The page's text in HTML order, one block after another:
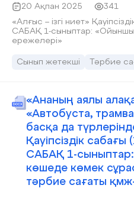
20 Ақпан 2025
341
«Алғыс – ізгі ниет»
САБАҚ 1-сыныптар: «Ойыншықтарды қауіпсіз пайдалану
ережелері»
Сынып жетекші Тәрбие
«Ананың аялы
«Автобуста,
басқа да
Қауіпсіздік
САБАҚ 1-сыныптар:
көшеде көмек
тәрбие сағаты